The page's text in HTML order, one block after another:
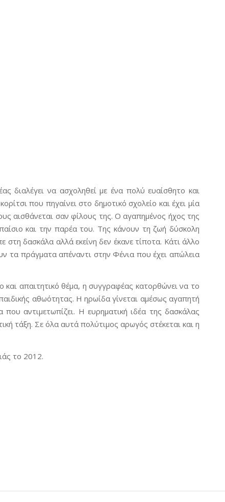
διαλέγει να ασχοληθεί με ένα πολύ ευαίσθητο και
που πηγαίνει στο δημοτικό σχολείο και έχει μία
αισθάνεται σαν φίλους της. Ο αγαπημένος ήχος της
και την παρέα του. Της κάνουν τη ζωή δύσκολη
δασκάλα αλλά εκείνη δεν έκανε τίποτα. Κάτι άλλο
τα πράγματα απέναντι στην Φένια που έχει απώλεια
και απαιτητικό θέμα, η συγγραφέας κατορθώνει να το
αθωότητας. Η ηρωίδα γίνεται αμέσως αγαπητή
αντιμετωπίζει. Η ευρηματική ιδέα της δασκάλας
τάξη. Σε όλα αυτά πολύτιμος αρωγός στέκεται και η
το 2012.